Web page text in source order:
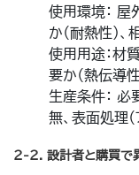
使用環境： 屋
か（耐熱性）
使用用途：材
要か（熱伝導
生産条件：
無、表面処理（
2-2. 設計者と購買で